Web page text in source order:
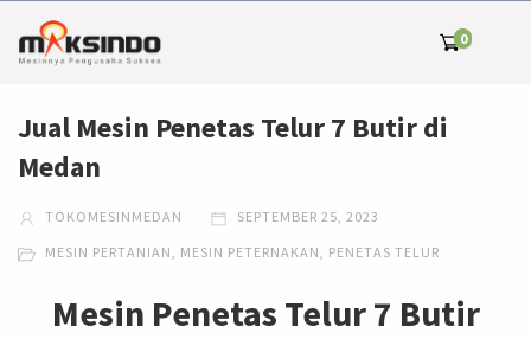
0
Jual Mesin Penetas Telur 7 Butir di
Medan
TOKOMESINMEDAN SEPTEMBER 25, 2023
MESIN PERTANIAN, MESIN PETERNAKAN, PENETAS TELUR
Mesin Penetas Telur 7 Butir